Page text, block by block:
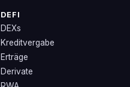
DEFI
DEXs
Kreditvergabe
Erträge
Derivate